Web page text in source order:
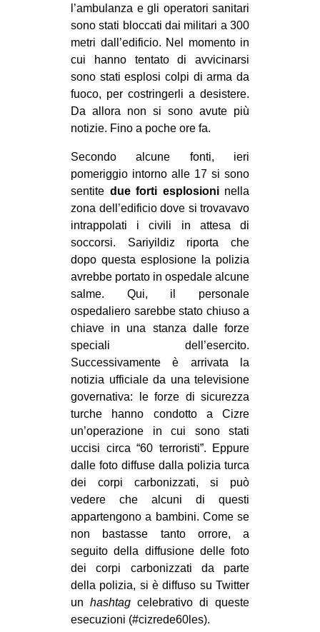
tw
bsky
ms
SEARCH
l’ambulanza e gli operatori sanitari
sono stati bloccati dai militari a 300
metri dall’edificio. Nel momento in
cui hanno tentato di avvicinarsi
sono stati esplosi colpi di arma da
fuoco, per costringerli a desistere.
Da allora non si sono avute più
notizie. Fino a poche ore fa.
Secondo alcune fonti, ieri
pomeriggio intorno alle 17 si sono
sentite due forti esplosioninella
zona dell’edificio dove si trovavavo
intrappolati i civili in attesa di
soccorsi. Sariyildiz riporta che
dopo questa esplosione la polizia
avrebbe portato in ospedale alcune
salme. Qui, il personale
ospedaliero sarebbe stato chiuso a
chiave in una stanza dalle forze
speciali dell’esercito.
Successivamente è arrivata la
notizia ufficiale da una televisione
governativa: le forze di sicurezza
turche hanno condotto a Cizre
un’operazione in cui sono stati
uccisi circa “60 terroristi”. Eppure
dalle foto diffuse dalla polizia turca
dei corpi carbonizzati, si può
vedere che alcuni di questi
appartengono a bambini. Come se
non bastasse tanto orrore, a
seguito della diffusione delle foto
dei corpi carbonizzati da parte
della polizia, si è diffuso su Twitter
un hashtag celebrativo di queste
esecuzioni (#cizrede60les).